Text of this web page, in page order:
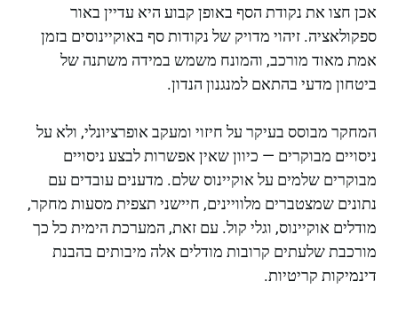
אכן חצו את נקודת הסף באופן קבוע היא עדיין באור
ספקולאציה. זיהוי מדויק של נקודות סף באוקיינוסים בזמן
אמת מאוד מורכב, והמונח משמש במידה משתנה של
ביטחון מדעי בהתאם למנגנון הנדון.
המחקר מבוסס בעיקר על חיזוי ומעקב אופרציונלי, ולא על
ניסויים מבוקרים — כיוון שאין אפשרות לבצע ניסויים
מבוקרים שלמים על אוקיינוס שלם. מדענים עובדים עם
נתונים שמצטברים מלוויינים, חיישני תצפית מסעות מחקר,
מודלים אוקיינוס, וגלי קול. עם זאת, המערכת הימית כל כך
מורכבת שלעתים קרובות מודלים אלה מיבותים בהבנת
דינמיקות קריטיות.